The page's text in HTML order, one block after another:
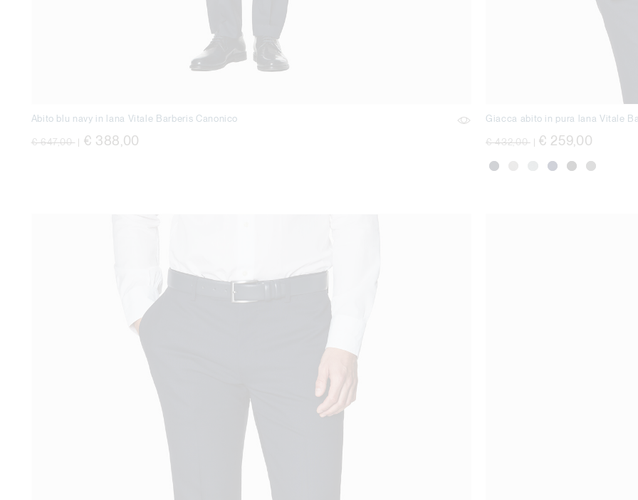
Abito blu navy in lana Vitale Barberis Canonico
Price reduced from
€ 647,00 to| € 388,00
Giacca abito in pura lana Vitale
Price reduced from
€ 432,00 to| € 259,00